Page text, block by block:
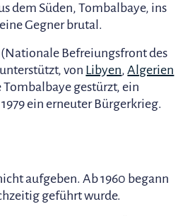
dem Süden, Tombalbaye, ins
Gegner brutal.
(Nationale Befreiungsfront des
von Libyen,Algerien
Tombalbaye gestürzt, ein
ein erneuter Bürgerkrieg.
aufgeben. Ab 1960 begann
geführt wurde.